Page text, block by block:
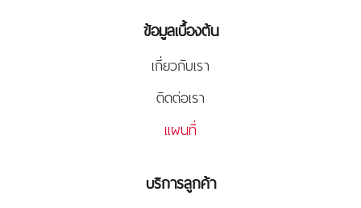
ข้อมูลเบื้องต้น
เกี่ยวกับเรา
ติดต่อเรา
แผนที่
บริการลูกค้า